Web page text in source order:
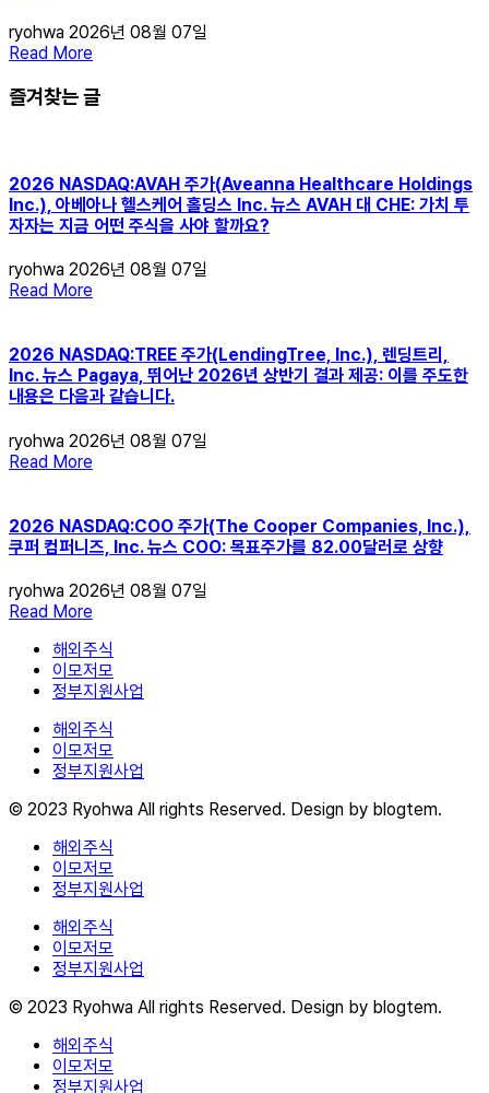
ryohwa 2026년 08월 07일
Read More
즐겨찾는 글
2026 NASDAQ:AVAH 주가(Aveanna Healthcare Holdings
Inc.), 아베아나 헬스케어 홀딩스 Inc. 뉴스 AVAH 대 CHE: 가치 투
자자는 지금 어떤 주식을 사야 할까요?
ryohwa 2026년 08월 07일
Read More
2026 NASDAQ:TREE 주가(LendingTree, Inc.), 렌딩트리,
Inc. 뉴스 Pagaya, 뛰어난 2026년 상반기 결과 제공: 이를 주도한
내용은 다음과 같습니다.
ryohwa 2026년 08월 07일
Read More
2026 NASDAQ:COO 주가(The Cooper Companies, Inc.),
쿠퍼 컴퍼니즈, Inc. 뉴스 COO: 목표주가를 82.00달러로 상향
ryohwa 2026년 08월 07일
Read More
해외주식
이모저모
정부지원사업
해외주식
이모저모
정부지원사업
© 2023 Ryohwa All rights Reserved. Design by blogtem.
해외주식
이모저모
정부지원사업
해외주식
이모저모
정부지원사업
© 2023 Ryohwa All rights Reserved. Design by blogtem.
해외주식
이모저모
정부지원사업